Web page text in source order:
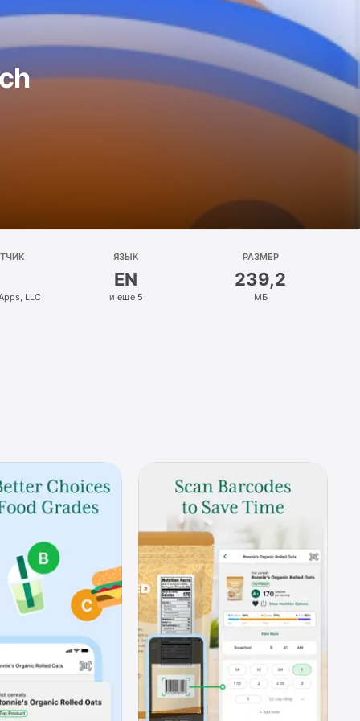
LLC
ЯЗЫК
EN
и еще 5
РАЗМЕР
239,2
МБ